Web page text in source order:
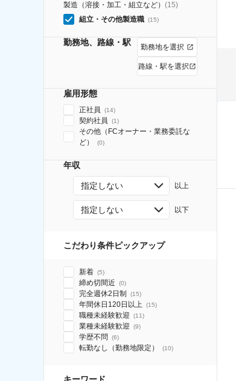
製造（溶接・加工・組立など） (15)
組立・その他製造職 (15)
勤務地、路線・駅 勤務地を選択
路線・駅を選択
雇用形態
正社員 (14)
契約社員 (1)
その他（FCオーナー・業務委託な
ど）
(0)
年収
指定しない 以上
指定しない 以下
こだわり条件ピックアップ
新着 (5)
締め切間近 (0)
完全週休2日制 (15)
年間休日120日以上 (15)
職種未経験歓迎 (11)
業種未経験歓迎 (9)
学歴不問 (6)
転勤なし（勤務地限定） (10)